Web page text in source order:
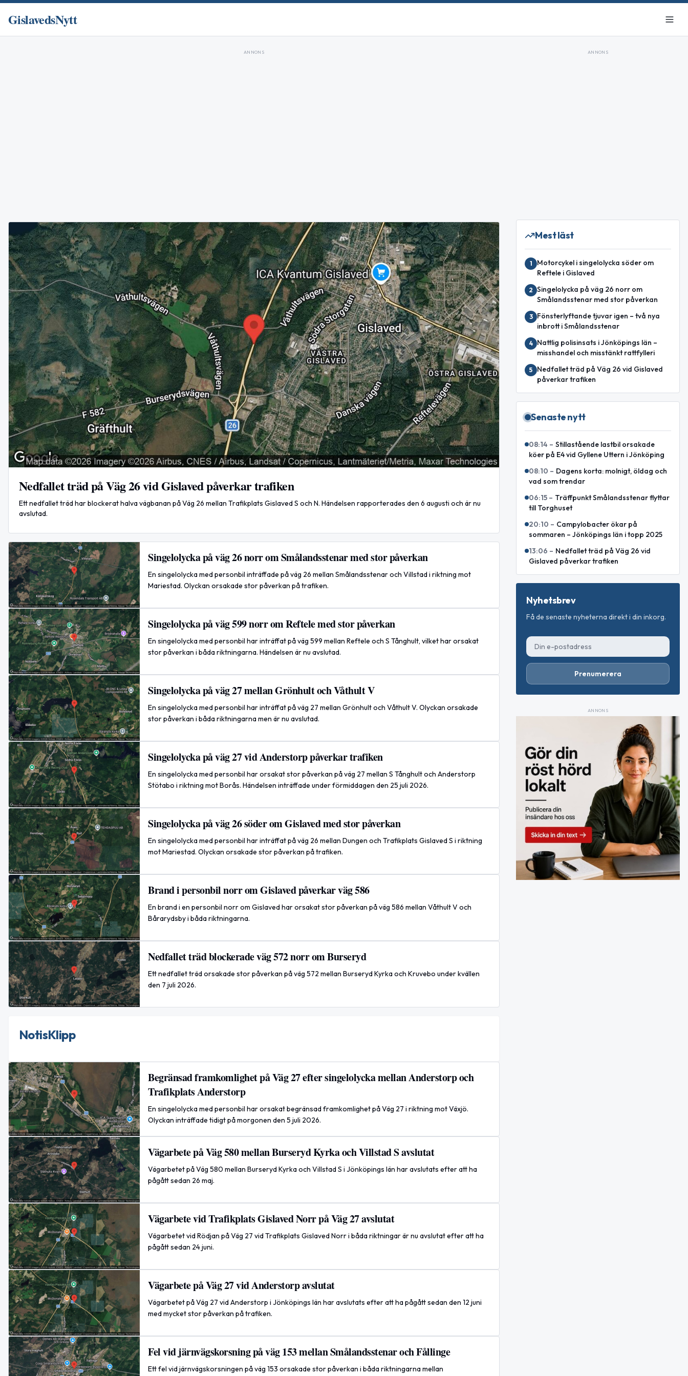
GislavedsNytt
ANNONS
Nedfallet träd på Väg 26 vid Gislaved påverkar trafiken
Ett nedfallet träd har blockerat halva vägbanan på Väg 26 mellan Trafikplats Gislaved S och N. Händelsen rapporterades den 6 augusti och är nu
avslutad.
Singelolycka på väg 26 norr om Smålandsstenar med stor påverkan
En singelolycka med personbil inträffade på väg 26 mellan Smålandsstenar och Villstad i riktning mot
Mariestad. Olyckan orsakade stor påverkan på trafiken.
Singelolycka på väg 599 norr om Reftele med stor påverkan
En singelolycka med personbil har inträffat på väg 599 mellan Reftele och S Tånghult, vilket har orsakat
stor påverkan i båda riktningarna. Händelsen är nu avslutad.
Singelolycka på väg 27 mellan Grönhult och Våthult V
En singelolycka med personbil har inträffat på väg 27 mellan Grönhult och Våthult V. Olyckan orsakade
stor påverkan i båda riktningarna men är nu avslutad.
Singelolycka på väg 27 vid Anderstorp påverkar trafiken
En singelolycka med personbil har orsakat stor påverkan på väg 27 mellan S Tånghult och Anderstorp
Stötabo i riktning mot Borås. Händelsen inträffade under förmiddagen den 25 juli 2026.
Singelolycka på väg 26 söder om Gislaved med stor påverkan
En singelolycka med personbil har inträffat på väg 26 mellan Dungen och Trafikplats Gislaved S i riktning
mot Mariestad. Olyckan orsakade stor påverkan på trafiken.
Brand i personbil norr om Gislaved påverkar väg 586
En brand i en personbil norr om Gislaved har orsakat stor påverkan på väg 586 mellan Våthult V och
Bårarydsby i båda riktningarna.
Nedfallet träd blockerade väg 572 norr om Burseryd
Ett nedfallet träd orsakade stor påverkan på väg 572 mellan Burseryd Kyrka och Kruvebo under kvällen
den 7 juli 2026.
NotisKlipp
Begränsad framkomlighet på Väg 27 efter singelolycka mellan Anderstorp och
Trafikplats Anderstorp
En singelolycka med personbil har orsakat begränsad framkomlighet på Väg 27 i riktning mot Växjö.
Olyckan inträffade tidigt på morgonen den 5 juli 2026.
Vägarbete på Väg 580 mellan Burseryd Kyrka och Villstad S avslutat
Vägarbetet på Väg 580 mellan Burseryd Kyrka och Villstad S i Jönköpings län har avslutats efter att ha
pågått sedan 26 maj.
Vägarbete vid Trafikplats Gislaved Norr på Väg 27 avslutat
Vägarbetet vid Rödjan på Väg 27 vid Trafikplats Gislaved Norr i båda riktningar är nu avslutat efter att ha
pågått sedan 24 juni.
Vägarbete på Väg 27 vid Anderstorp avslutat
Vägarbetet på Väg 27 vid Anderstorp i Jönköpings län har avslutats efter att ha pågått sedan den 12 juni
med mycket stor påverkan på trafiken.
Fel vid järnvägskorsning på väg 153 mellan Smålandsstenar och Fållinge
Ett fel vid järnvägskorsningen på väg 153 orsakade stor påverkan i båda riktningarna mellan
ANNONS
Mest läst
1
Motorcykel i singelolycka söder om
Reftele i Gislaved
2 Singelolycka på väg 26 norr om
Smålandsstenar med stor påverkan
3
Fönsterlyftande tjuvar igen – två nya
inbrott i Smålandsstenar
4
Nattlig polisinsats i Jönköpings län –
misshandel och misstänkt rattfylleri
5
Nedfallet träd på Väg 26 vid Gislaved
påverkar trafiken
Senaste nytt
08:14 – Stillastående lastbil orsakade
köer på E4 vid Gyllene Uttern i Jönköping
08:10 – Dagens korta: molnigt, öldag och
vad som trendar
06:15 – Träffpunkt Smålandsstenar flyttar
till Torghuset
20:10 – Campylobacter ökar på
sommaren – Jönköpings län i topp 2025
13:06 – Nedfallet träd på Väg 26 vid
Gislaved påverkar trafiken
Nyhetsbrev
Få de senaste nyheterna direkt i din inkorg.
Prenumerera
ANNONS